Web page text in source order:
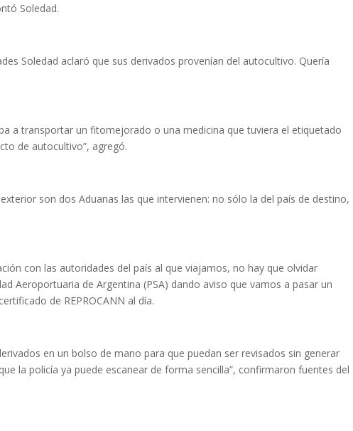
Soledad.
Soledad aclaró que sus derivados provenían del autocultivo. Quería
a transportar un fitomejorado o una medicina que tuviera el etiquetado
de autocultivo”, agregó.
son dos Aduanas las que intervienen: no sólo la del país de destino,
con las autoridades del país al que viajamos, no hay que olvidar
Aeroportuaria de Argentina (PSA) dando aviso que vamos a pasar un
de REPROCANN al día.
en un bolso de mano para que puedan ser revisados sin generar
la policía ya puede escanear de forma sencilla”, confirmaron fuentes del